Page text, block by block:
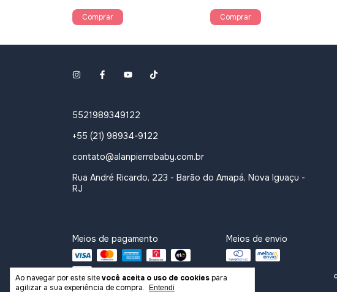
Ao navegar por este sitevocê aceita o uso de cookiespara
agilizar a sua experiência de compra.
Entendi
Comprar Comprar
5521989349122
+55 (21) 98934-9122
contato@alanpierrebaby.com.br
Rua André Ricardo, 223 - Barão do Amapá, Nova Iguaçu -
RJ
Meios de pagamento Meios de envio